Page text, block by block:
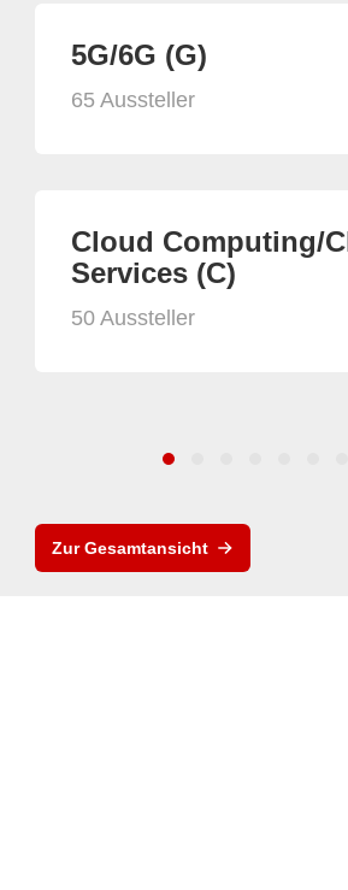
5G/6G (G)
65 Aussteller
Cloud Computing/
Services (C)
50 Aussteller
Zur Gesamtansicht